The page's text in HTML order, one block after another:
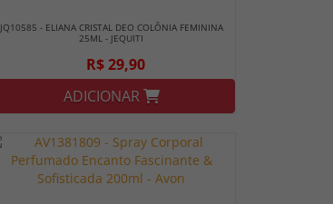
JQ10585 - ELIANA CRISTAL DEO COLÔNIA FEMININA
25ML - JEQUITI
R$ 29,90
ADICIONAR